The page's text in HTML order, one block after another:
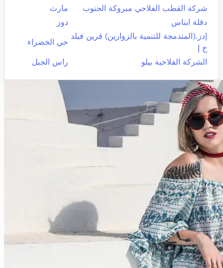
شركة القطب الفلاحي مبروكة الجنوب
مارث
دقلة ايناس
دوز
إدز.(المندمجة للتنمية بالزوارين) قرين فيلد
خ إ
حي الخضراء
الشركة الفلاحية بيلو راس الجبل